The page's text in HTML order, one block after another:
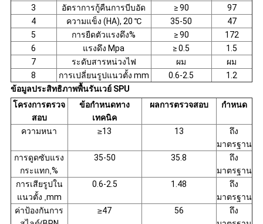
3 อัตราการกู้คืนการบีบอัด ≥ 90
97
4
ความแข็ง (HA), 20 ℃ 35-50
47
5
การยืดตัวแรงดึง% ≥ 90
172
6
แรงดึง Mpa ≥ 0.5
1.5
7
ระดับสารหน่วงไฟ ผม
ผม
8
การเปลี่ยนรูปแนวตั้ง mm 0.6-2.5
1.2
ข้อมูลประสิทธิภาพพื้นรันเวย์ SPU
โครงการตรวจ
สอบ
ข้อกำหนดทาง
เทคนิค
ผลการตรวจสอบ กำหนด
ความหนา ≥13 13
ถึง
มาตรฐาน
การดูดซับแรง
กระแทก,%
35-50 35.8
ถึง
มาตรฐาน
การเสียรูปใน
แนวตั้ง ,mm
0.6-2.5 1.48
ถึง
มาตรฐาน
ค่าป้องกันการ
≥47 56
ถึง